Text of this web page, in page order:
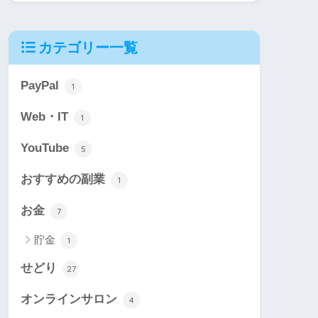
カテゴリー一覧
PayPal 1
Web・IT 1
YouTube 5
おすすめの副業 1
お金 7
貯金 1
せどり 27
オンラインサロン 4